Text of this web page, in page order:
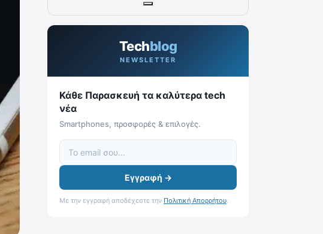
Techblog
NEWSLETTER
Κάθε Παρασκευή τα καλύτερα tech
νέα
Smartphones, προσφορές & επιλογές.
Εγγραφή →
Με την εγγραφή αποδέχεστε την Πολιτική Απορρήτου.